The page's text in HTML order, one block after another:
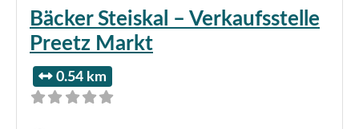
Bäcker Steiskal – Verkaufsstelle
Preetz Markt
0.54 km